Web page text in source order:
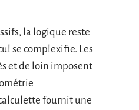
la logique reste
se complexifie. Les
et de loin imposent
fournit une